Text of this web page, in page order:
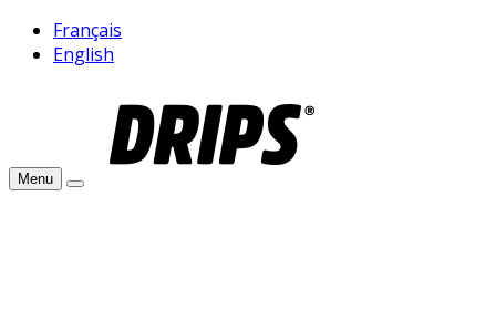
Français
English
Menu